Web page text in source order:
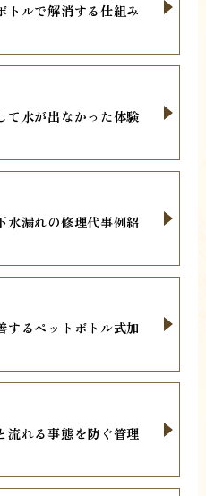
トルで解消する仕組み
て水が出なかった体験
水漏れの修理代事例紹
するペットボトル式加
流れる事態を防ぐ管理